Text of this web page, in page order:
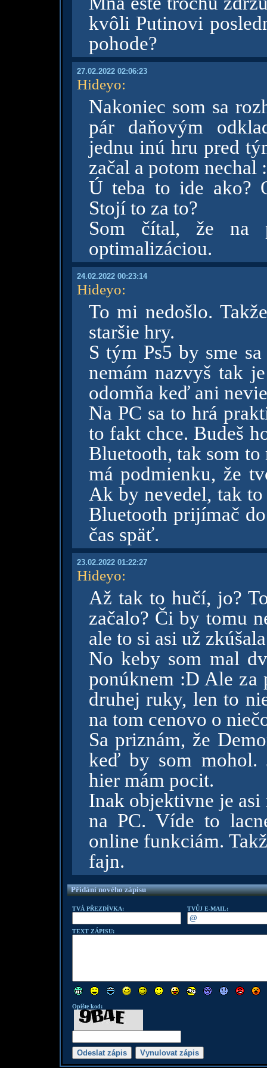
kvôli Putinovi
pohode?
27.02.2022 02:06:23
Hideyo:
Nakoniec som sa
pár daňovým
jednu inú hru pred
začal a potom nechal
Ú teba to ide ako?
Stojí to za to?
Som čítal, že na
optimalizáciou.
24.02.2022 00:23:14
Hideyo:
To mi nedošlo.
staršie hry.
S tým Ps5 by sme
nemám nazvyš tak
odomňa keď ani
Na PC sa to hrá
to fakt chce. Budeš
Bluetooth, tak som
má podmienku, že
Ak by nevedel, tak
Bluetooth prijímač
čas späť.
23.02.2022 01:22:27
Hideyo:
Až tak to hučí, jo?
začalo? Či by tomu
ale to si asi už
No keby som mal
ponúknem :D Ale za
druhej ruky, len to
na tom cenovo o
Sa priznám, že
keď by som mohol.
hier mám pocit.
Inak objektivne je
na PC. Víde to
online funkciám.
fajn.
Přidání nového zápisu
TVÁ PŘEZDÍVKA: TVŮJ E-MAIL:
TEXT ZÁPISU:
Opište kod: